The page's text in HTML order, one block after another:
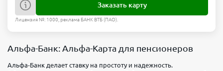
Заказать карту
Лицензия №: 1000, реклама БАНК ВТБ (ПАО).
Альфа-Банк: Альфа-Карта для пенсионеров
Альфа-Банк делает ставку на простоту и надежность.